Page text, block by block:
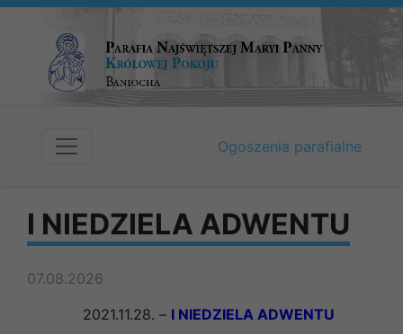
Ogoszenia parafialne
I NIEDZIELA ADWENTU
07.08.2026
2021.11.28. – I NIEDZIELA ADWENTU